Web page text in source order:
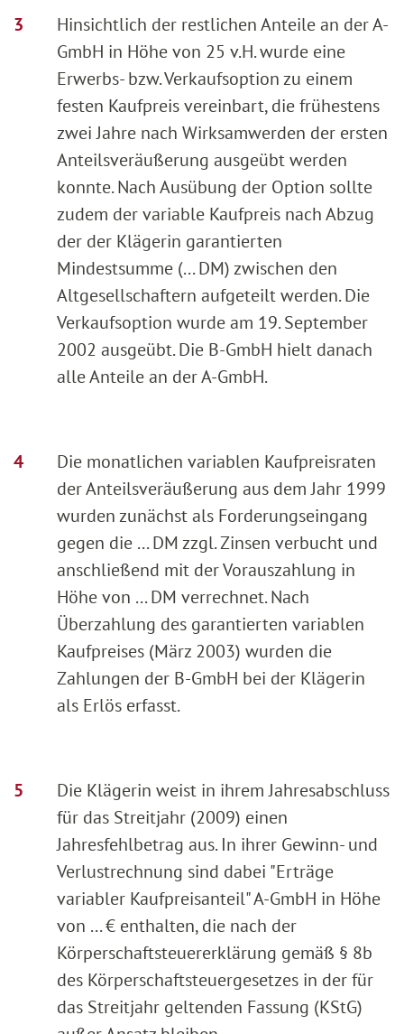
Hinsichtlich der restlichen Anteile an der A-
GmbH in Höhe von 25 v.H. wurde eine
Erwerbs- bzw. Verkaufsoption zu einem
festen Kaufpreis vereinbart, die frühestens
zwei Jahre nach Wirksamwerden der ersten
Anteilsveräußerung ausgeübt werden
konnte. Nach Ausübung der Option sollte
zudem der variable Kaufpreis nach Abzug
der der Klägerin garantierten
Mindestsumme (... DM) zwischen den
Altgesellschaftern aufgeteilt werden. Die
Verkaufsoption wurde am 19. September
2002 ausgeübt. Die B-GmbH hielt danach
alle Anteile an der A-GmbH.
Die monatlichen variablen Kaufpreisraten
der Anteilsveräußerung aus dem Jahr 1999
wurden zunächst als Forderungseingang
gegen die ... DM zzgl. Zinsen verbucht und
anschließend mit der Vorauszahlung in
Höhe von ... DM verrechnet. Nach
Überzahlung des garantierten variablen
Kaufpreises (März 2003) wurden die
Zahlungen der B-GmbH bei der Klägerin
als Erlös erfasst.
Die Klägerin weist in ihrem Jahresabschluss
für das Streitjahr (2009) einen
Jahresfehlbetrag aus. In ihrer Gewinn- und
Verlustrechnung sind dabei "Erträge
variabler Kaufpreisanteil" A-GmbH in Höhe
von ... € enthalten, die nach der
Körperschaftsteuererklärung gemäß § 8b
des Körperschaftsteuergesetzes in der für
das Streitjahr geltenden Fassung (KStG)